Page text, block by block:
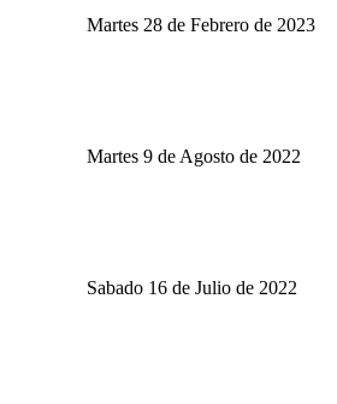
Martes 28 de Febrero de 2023
Martes 9 de Agosto de 2022
Sabado 16 de Julio de 2022